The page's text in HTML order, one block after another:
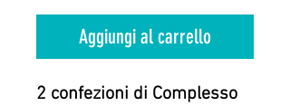
Aggiungi al carrello
2 confezioni di Complesso